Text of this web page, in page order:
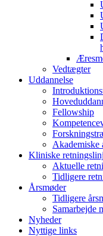
Vedtægter
Uddannelse
Fellowship
Akademiske
Kliniske
Aktuelle
Tidligere
Årsmøder
Tidligere
Samarbejde
Nyheder
Nyttige links